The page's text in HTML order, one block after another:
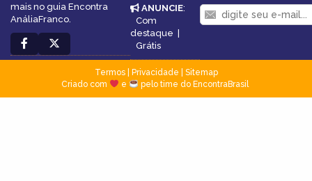
mais no guia Encontra
AnáliaFranco.
ANUNCIE:
Com
destaque |
Grátis
Termos| Privacidade
Sitemap
Criado com
e pelo time do EncontraBrasil